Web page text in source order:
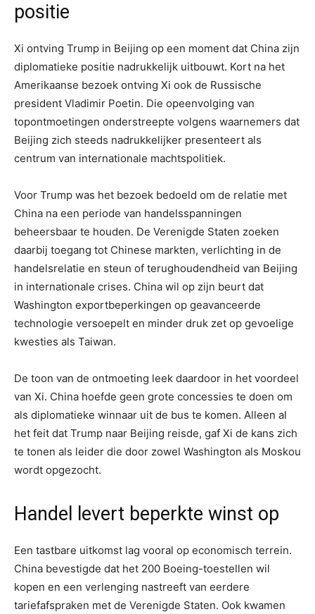
positie
Xi ontving Trump in Beijing op een moment dat China zijn
diplomatieke positie nadrukkelijk uitbouwt. Kort na het
Amerikaanse bezoek ontving Xi ook de Russische
president Vladimir Poetin. Die opeenvolging van
topontmoetingen onderstreepte volgens waarnemers dat
Beijing zich steeds nadrukkelijker presenteert als
centrum van internationale machtspolitiek.
Voor Trump was het bezoek bedoeld om de relatie met
China na een periode van handelsspanningen
beheersbaar te houden. De Verenigde Staten zoeken
daarbij toegang tot Chinese markten, verlichting in de
handelsrelatie en steun of terughoudendheid van Beijing
in internationale crises. China wil op zijn beurt dat
Washington exportbeperkingen op geavanceerde
technologie versoepelt en minder druk zet op gevoelige
kwesties als Taiwan.
De toon van de ontmoeting leek daardoor in het voordeel
van Xi. China hoefde geen grote concessies te doen om
als diplomatieke winnaar uit de bus te komen. Alleen al
het feit dat Trump naar Beijing reisde, gaf Xi de kans zich
te tonen als leider die door zowel Washington als Moskou
wordt opgezocht.
Handel levert beperkte winst op
Een tastbare uitkomst lag vooral op economisch terrein.
China bevestigde dat het 200 Boeing-toestellen wil
kopen en een verlenging nastreeft van eerdere
tariefafspraken met de Verenigde Staten. Ook kwamen